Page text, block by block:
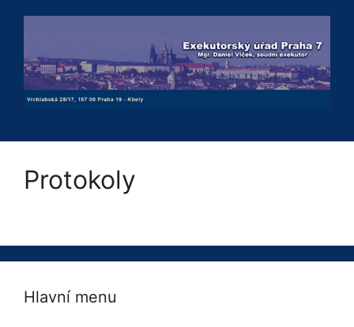
Protokoly
Hlavní menu